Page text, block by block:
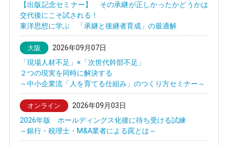
【出版記念セミナー】 その承継が正しかったかどうかは
交代後にこそ試される！
東洋思想に学ぶ 「承継と後継者育成」の最適解
大阪
2026年09月07日
「現場人材不足」×「次世代幹部不足」
２つの現実を同時に解決する
～中小企業流「人を育てる仕組み」のつくり方セミナー～
オンライン
2026年09月03日
2026年版 ホールディングス化後に待ち受ける試練
～銀行・税理士・M&A業者による罠とは～